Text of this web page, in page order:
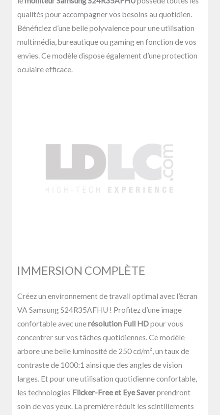
qualités pour accompagner vos besoins au quotidien.
Bénéficiez d’une belle polyvalence pour une utilisation
multimédia, bureautique ou gaming en fonction de vos
envies. Ce modèle dispose également d’une protection
oculaire efficace.
IMMERSION COMPLÈTE
Créez un environnement de travail optimal avec l’écran
VA Samsung S24R35AFHU ! Profitez d’une image
confortable avec unerésolution Full HDpour vous
concentrer sur vos tâches quotidiennes. Ce modèle
arbore une belle luminosité de 250 cd/m², un taux de
contraste de 1000:1 ainsi que des angles de vision
larges. Et pour une utilisation quotidienne confortable,
les technologies Flicker-Free et Eye Saverprendront
soin de vos yeux. La première réduit les scintillements